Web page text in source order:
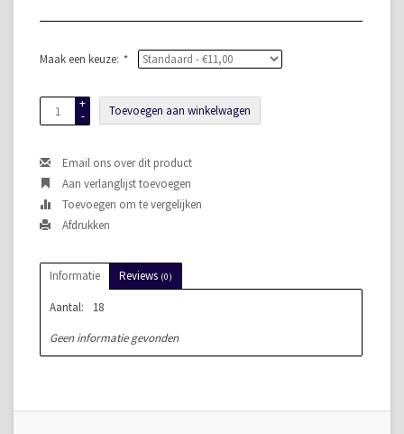
Maak een keuze: *
+
-
Toevoegen aan winkelwagen
Email ons over dit product
Aan verlanglijst toevoegen
Toevoegen om te vergelijken
Afdrukken
Informatie Reviews (0)
Aantal:
18
Geen informatie gevonden